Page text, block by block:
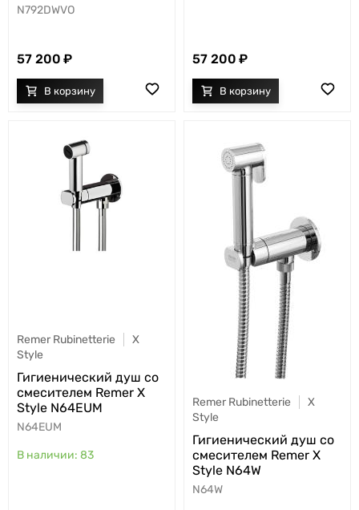
N792DWVO
57 200 57 200
Remer Rubinetterie
X
Style
Гигиенический душ со
смесителем Remer X
Style N64EUM
N64EUM
83
Remer Rubinetterie
X
Style
Гигиенический душ со
смесителем Remer X
Style N64W
N64W